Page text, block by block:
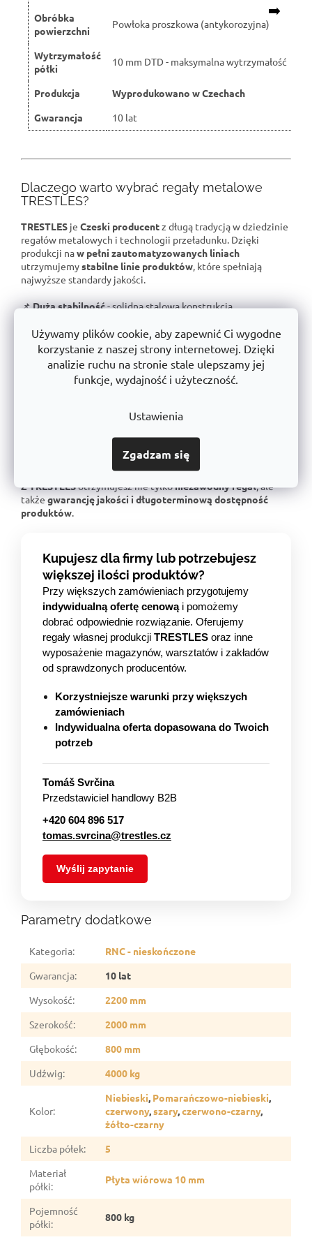
Używamy plików cookie, aby zapewnić Ci wygodne
korzystanie z naszej strony internetowej. Dzięki
analizie ruchu na stronie stale ulepszamy jej
funkcje, wydajność i użyteczność.
Ustawienia
Zgadzam się
➡️
Obróbka
powierzchni
Powłoka proszkowa (antykorozyjna)
Wytrzymałość
półki
10 mm DTD - maksymalna wytrzymałość
Produkcja
Wyprodukowano w Czechach
Gwarancja
10 lat
Dlaczego warto wybrać regały metalowe
TRESTLES?
TRESTLES je Czeski producentz długą tradycją w dziedzinie
regałów metalowych i technologii przeładunku. Dzięki
produkcji naw pełni zautomatyzowanych liniach
utrzymujemystabilne linie produktów , które spełniają
najwyższe standardy jakości.
📌Duża stabilność- solidna stalowa konstrukcja
📌Gwarantowany udźwig- Każdy regał jest certyfikowany
dla określonego obciążenia.
Doskonała ergonomia- Łatwa obsługa i regulacja
wysokości półki.
produkcję i postęp technologiczny.
Linia produktów o długiej żywotności
Twoje rozwiązanie magazynowe będzie spójne za wiele lat.
Z TRESTLESotrzymujesz nie tylkoniezawodny regał, ale
także gwarancję jakości i długoterminową dostępność
produktów
Kupujesz dla firmy lub potrzebujesz
większej ilości produktów?
Przy większych zamówieniach przygotujemy
indywidualną ofertę cenowąi pomożemy
dobrać odpowiednie rozwiązanie. Oferujemy
regały własnej produkcji TRESTLES oraz inne
wyposażenie magazynów, warsztatów i zakładów
od sprawdzonych producentów.
Korzystniejsze warunki przy większych
zamówieniach
Indywidualna oferta dopasowana do Twoich
potrzeb
Tomáš Svrčina
Przedstawiciel handlowy B2B
+420 604 896 517
tomas.svrcina@trestles.cz
Wyślij zapytanie
Parametry dodatkowe
Kategoria:
RNC - nieskończone
Gwarancja:
10 lat
Wysokość:
2200 mm
Szerokość:
2000 mm
Głębokość:
800 mm
Udźwig: 4000 kg
Kolor:
Niebieski Pomarańczowo-niebieski
czerwony, szary, czerwono-czarny,
żółto-czarny
Liczba półek:
5
Materiał
półki:
Płyta wiórowa 10 mm
Pojemność
półki:
800 kg